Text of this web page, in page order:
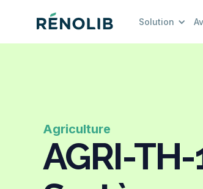
Solution
Agriculture
AGRI-